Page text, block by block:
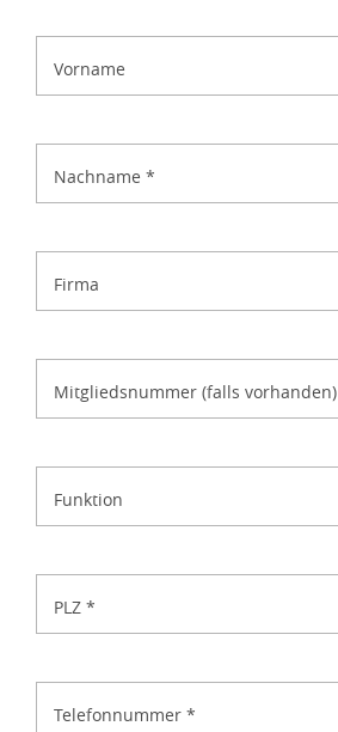
Vorname
Nachname *
Firma
Mitgliedsnummer (falls vorhanden)
Funktion
PLZ *
Telefonnummer *